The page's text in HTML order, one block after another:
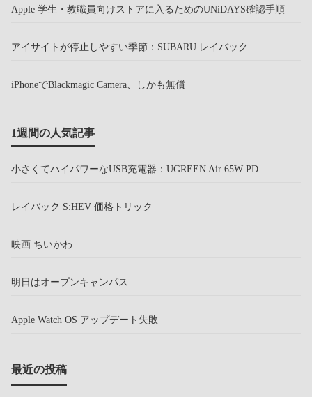
Apple 学生・教職員向けストアに入るためのUNiDAYS確認手順
アイサイトが停止しやすい季節：SUBARU レイバック
iPhoneでBlackmagic Camera、しかも無償
1週間の人気記事
小さくてハイパワーなUSB充電器：UGREEN Air 65W PD
レイバック S:HEV 価格トリック
映画 ちいかわ
明日はオープンキャンパス
Apple Watch OS アップデート失敗
最近の投稿